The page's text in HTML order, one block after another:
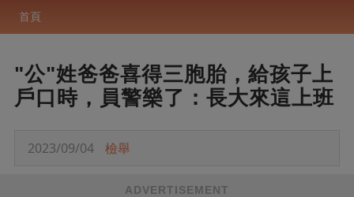
首頁
"公"姓爸爸喜得三胞胎，給孩子上
戶口時，員警樂了：長大來這上班
2023/09/04 檢舉
ADVERTISEMENT